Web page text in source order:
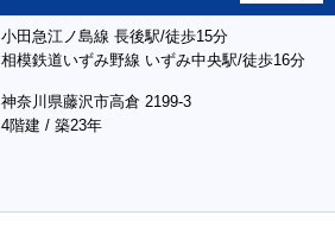
小田急江ノ島線 長後駅/徒歩15分
相模鉄道いずみ野線 いずみ中央駅/徒歩16分
神奈川県藤沢市高倉 2199-3
4階建 / 築23年